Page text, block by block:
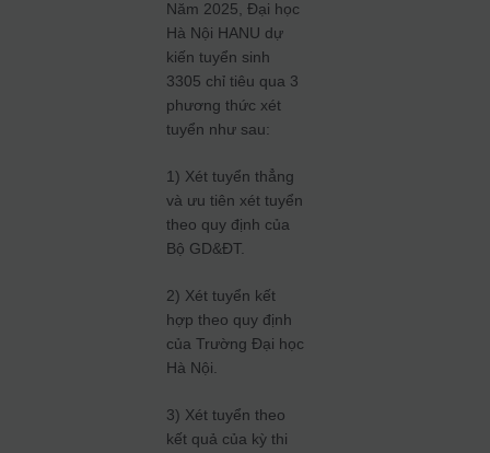
Năm 2025, Đại học
Hà Nội HANU dự
kiến tuyển sinh
3305 chỉ tiêu qua 3
phương thức xét
tuyển như sau:
1) Xét tuyển thẳng
và ưu tiên xét tuyển
theo quy định của
Bộ GD&ĐT.
2) Xét tuyển kết
hợp theo quy định
của Trường Đại học
Hà Nội.
3) Xét tuyển theo
kết quả của kỳ thi